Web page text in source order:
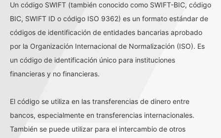
Un código SWIFT (también conocido como SWIFT-BIC, código
BIC, SWIFT ID o código ISO 9362) es un formato estándar de
códigos de identificación de entidades bancarias aprobado
por la Organización Internacional de Normalización (ISO). Es
un código de identificación único para instituciones
financieras y no financieras.
El código se utiliza en las transferencias de dinero entre
bancos, especialmente en transferencias internacionales.
También se puede utilizar para el intercambio de otros